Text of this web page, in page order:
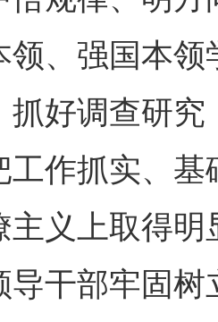
领、强国本
抓好调查研
工作抓实、
主义上取得
导干部牢固